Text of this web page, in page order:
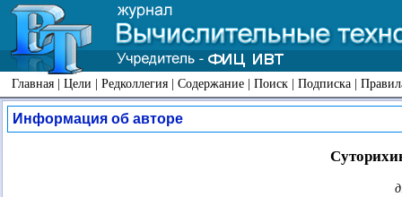
Главная | Цели | Редколлегия | Содержание | Поиск | Подписка |
Информация об авторе